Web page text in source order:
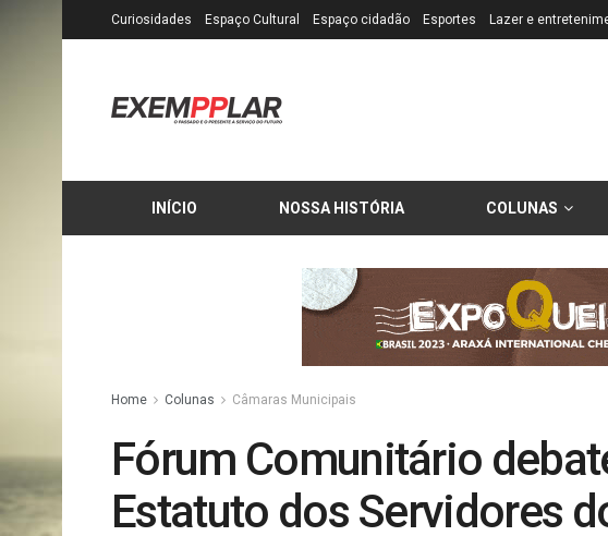
Curiosidades Espaço Cultural Espaço cidadão Esportes Lazer e
INÍCIO NOSSA HISTÓRIA COLUNAS
Home Colunas Câmaras Municipais
Fórum Comunitário
Estatuto dos Servidores